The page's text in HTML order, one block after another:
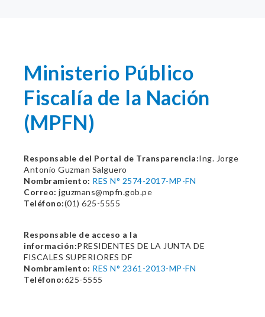
Ministerio Público
Fiscalía de la Nación
(MPFN)
Responsable del Portal de Transparencia:Ing. Jorge
Antonio Guzman Salguero
Nombramiento: RES N° 2574-2017-MP-FN
Correo: jguzmans@mpfn.gob.pe
Teléfono:(01) 625-5555
Responsable de acceso a la
información:PRESIDENTES DE LA JUNTA DE
FISCALES SUPERIORES DF
Nombramiento: RES N° 2361-2013-MP-FN
Teléfono:625-5555